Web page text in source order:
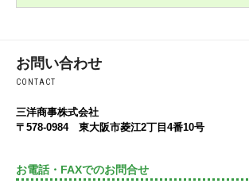
お問い合わせ
CONTACT
三洋商事株式会社
〒578-0984 東大阪市菱江2丁目4番10号
お電話・FAXでのお問合せ